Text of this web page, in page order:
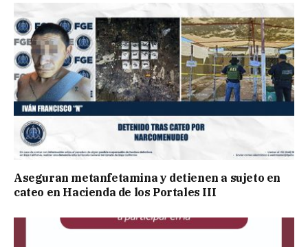
Aseguran metanfetamina y detienen a sujeto en
cateo en Hacienda de los Portales III